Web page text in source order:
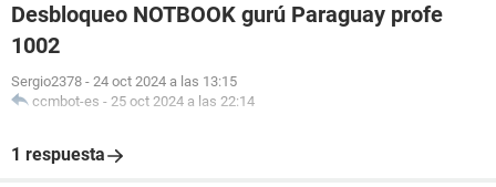
Desbloqueo NOTBOOK gurú Paraguay profe
1002
Sergio2378 - 24 oct 2024 a las 13:15
ccmbot-es - 25 oct 2024 a las 22:14
1 respuesta